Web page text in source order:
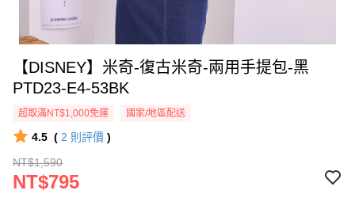
【DISNEY】米奇-復古米奇-兩用手提包-黑
PTD23-E4-53BK
超取滿NT$1,000免運 國家/地區配送
4.5 ( 2 則評價 )
NT$1,590
NT$795